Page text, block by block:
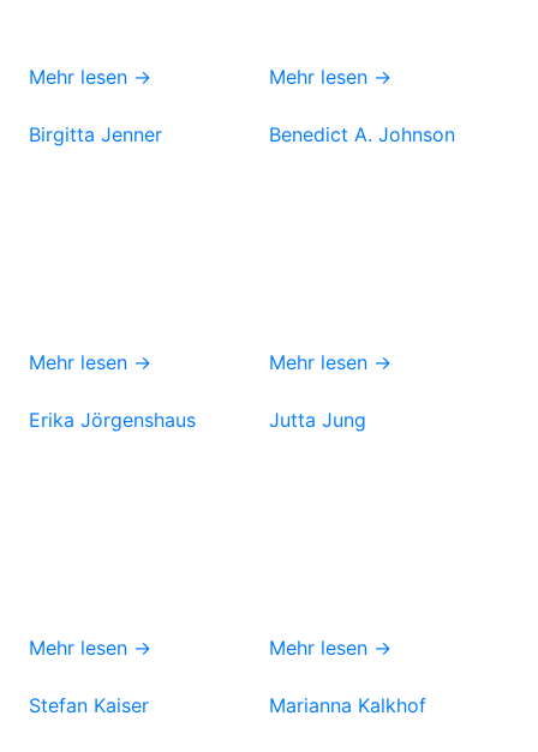
Mehr lesen → Mehr lesen →
Birgitta Jenner
Mehr lesen →
Benedict A. Johnson
Mehr lesen →
Erika Jörgenshaus
Mehr lesen →
Jutta Jung
Mehr lesen →
Stefan Kaiser Marianna Kalkhof